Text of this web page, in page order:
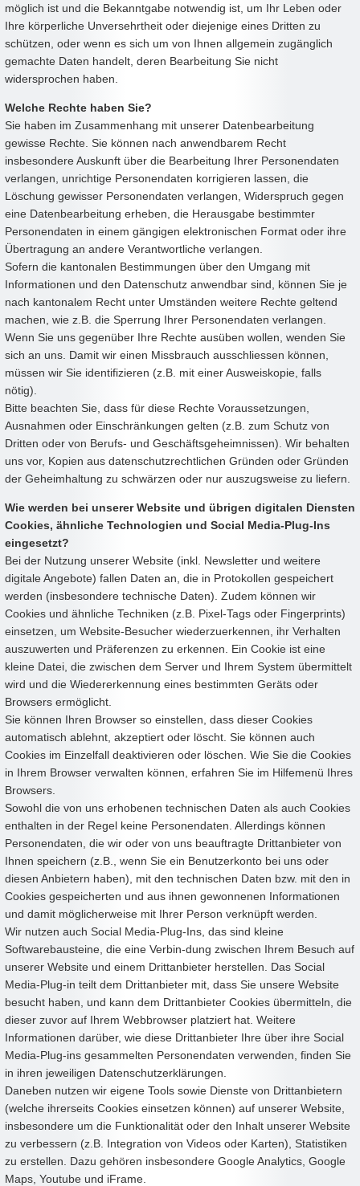
möglich ist und die Bekanntgabe notwendig ist, um Ihr Leben oder
Ihre körperliche Unversehrtheit oder diejenige eines Dritten zu
schützen, oder wenn es sich um von Ihnen allgemein zugänglich
gemachte Daten handelt, deren Bearbeitung Sie nicht
widersprochen haben.
Welche Rechte haben Sie?
Sie haben im Zusammenhang mit unserer Datenbearbeitung
gewisse Rechte. Sie können nach anwendbarem Recht
insbesondere Auskunft über die Bearbeitung Ihrer Personendaten
verlangen, unrichtige Personendaten korrigieren lassen, die
Löschung gewisser Personendaten verlangen, Widerspruch gegen
eine Datenbearbeitung erheben, die Herausgabe bestimmter
Personendaten in einem gängigen elektronischen Format oder ihre
Übertragung an andere Verantwortliche verlangen.
Sofern die kantonalen Bestimmungen über den Umgang mit
Informationen und den Datenschutz anwendbar sind, können Sie je
nach kantonalem Recht unter Umständen weitere Rechte geltend
machen, wie z.B. die Sperrung Ihrer Personendaten verlangen.
Wenn Sie uns gegenüber Ihre Rechte ausüben wollen, wenden Sie
sich an uns. Damit wir einen Missbrauch ausschliessen können,
müssen wir Sie identifizieren (z.B. mit einer Ausweiskopie, falls
nötig).
Bitte beachten Sie, dass für diese Rechte Voraussetzungen,
Ausnahmen oder Einschränkungen gelten (z.B. zum Schutz von
Dritten oder von Berufs- und Geschäftsgeheimnissen). Wir behalten
uns vor, Kopien aus datenschutzrechtlichen Gründen oder Gründen
der Geheimhaltung zu schwärzen oder nur auszugsweise zu liefern.
Wie werden bei unserer Website und übrigen digitalen Diensten
Cookies, ähnliche Technologien und Social Media-Plug-Ins
eingesetzt?
Bei der Nutzung unserer Website (inkl. Newsletter und weitere
digitale Angebote) fallen Daten an, die in Protokollen gespeichert
werden (insbesondere technische Daten). Zudem können wir
Cookies und ähnliche Techniken (z.B. Pixel-Tags oder Fingerprints)
einsetzen, um Website-Besucher wiederzuerkennen, ihr Verhalten
auszuwerten und Präferenzen zu erkennen. Ein Cookie ist eine
kleine Datei, die zwischen dem Server und Ihrem System übermittelt
wird und die Wiedererkennung eines bestimmten Geräts oder
Browsers ermöglicht.
Sie können Ihren Browser so einstellen, dass dieser Cookies
automatisch ablehnt, akzeptiert oder löscht. Sie können auch
Cookies im Einzelfall deaktivieren oder löschen. Wie Sie die Cookies
in Ihrem Browser verwalten können, erfahren Sie im Hilfemenü Ihres
Browsers.
Sowohl die von uns erhobenen technischen Daten als auch Cookies
enthalten in der Regel keine Personendaten. Allerdings können
Personendaten, die wir oder von uns beauftragte Drittanbieter von
Ihnen speichern (z.B., wenn Sie ein Benutzerkonto bei uns oder
diesen Anbietern haben), mit den technischen Daten bzw. mit den in
Cookies gespeicherten und aus ihnen gewonnenen Informationen
und damit möglicherweise mit Ihrer Person verknüpft werden.
Wir nutzen auch Social Media-Plug-Ins, das sind kleine
Softwarebausteine, die eine Verbin-dung zwischen Ihrem Besuch auf
unserer Website und einem Drittanbieter herstellen. Das Social
Media-Plug-in teilt dem Drittanbieter mit, dass Sie unsere Website
besucht haben, und kann dem Drittanbieter Cookies übermitteln, die
dieser zuvor auf Ihrem Webbrowser platziert hat. Weitere
Informationen darüber, wie diese Drittanbieter Ihre über ihre Social
Media-Plug-ins gesammelten Personendaten verwenden, finden Sie
in ihren jeweiligen Datenschutzerklärungen.
Daneben nutzen wir eigene Tools sowie Dienste von Drittanbietern
(welche ihrerseits Cookies einsetzen können) auf unserer Website,
insbesondere um die Funktionalität oder den Inhalt unserer Website
zu verbessern (z.B. Integration von Videos oder Karten), Statistiken
zu erstellen. Dazu gehören insbesondere Google Analytics, Google
Maps, Youtube und iFrame.